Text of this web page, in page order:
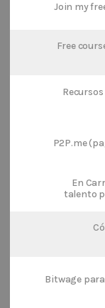
Join my
Free
P2P.me
En
talento
Bitwage